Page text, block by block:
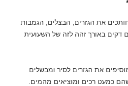
את הגזרים, הבצלים, הגמבות
דקים באורך זהה לזה של השעועית
את הגזרים לסיר ומבשלים
עד שהם כמעט רכים ומוציאים מהמים.